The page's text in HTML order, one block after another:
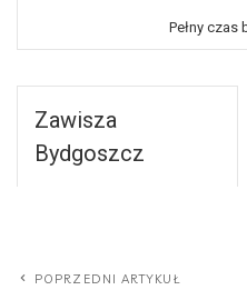
Pełny czas
Zawisza
Bydgoszcz
POPRZEDNI ARTYKUŁ